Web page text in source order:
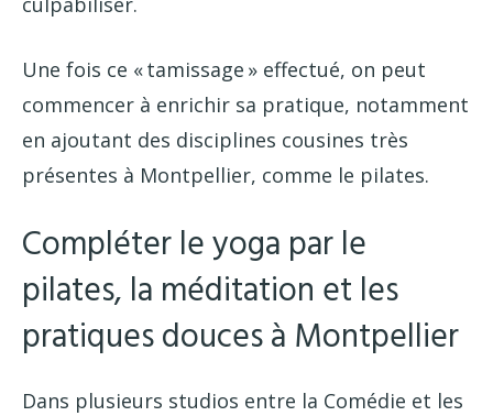
Une fois ce « tamissage » effectué, on peut
commencer à enrichir sa pratique, notamment
en ajoutant des disciplines cousines très
présentes à Montpellier, comme le pilates.
Compléter le yoga par le
pilates, la méditation et les
pratiques douces à Montpellier
Dans plusieurs studios entre la Comédie et les